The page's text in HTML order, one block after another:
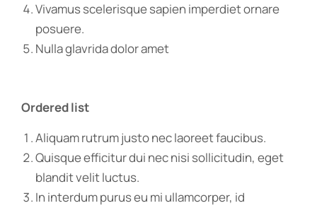
Vivamus scelerisque sapien imperdiet ornare
posuere.
Nulla glavrida dolor amet
Ordered list
Aliquam rutrum justo nec laoreet faucibus.
Quisque efficitur dui nec nisi sollicitudin, eget
blandit velit luctus.
In interdum purus eu mi ullamcorper, id